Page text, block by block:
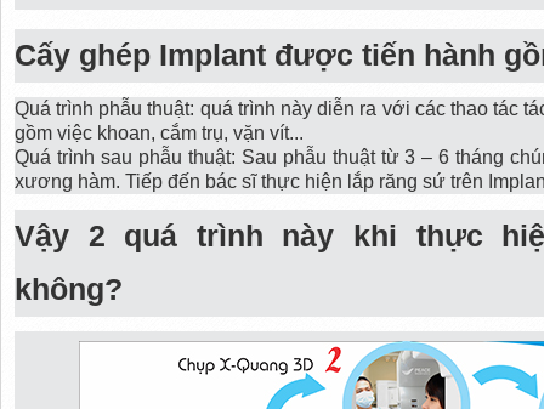
Cấy ghép Implant được tiến hành
Quá trình phẫu thuật: quá trình này diễn ra với các thao tác
gồm việc khoan, cắm trụ, vặn vít...
Quá trình sau phẫu thuật: Sau phẫu thuật từ 3 – 6 tháng
xương hàm. Tiếp đến bác sĩ thực hiện lắp răng sứ trên
Vậy 2 quá trình này khi thực
không?